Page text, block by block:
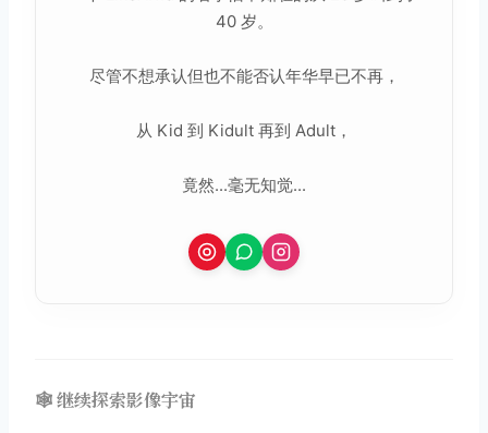
40 岁。
尽管不想承认但也不能否认年华早已不再，
从 Kid 到 Kidult 再到 Adult，
竟然...毫无知觉...
🕸️ 继续探索影像宇宙